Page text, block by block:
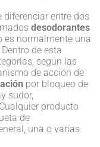
diferenciar entre dos
desodorantes
es normalmente una
de esta
según las
de acción de
por bloqueo de
sudor,
producto
de
una o varias